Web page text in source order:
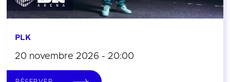
PLK
20 novembre 2026 - 20:00